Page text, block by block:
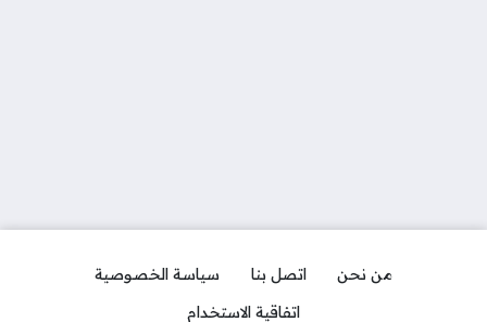
من نحن اتصل بنا
سياسة الخصوصية
اتفاقية الاستخدام